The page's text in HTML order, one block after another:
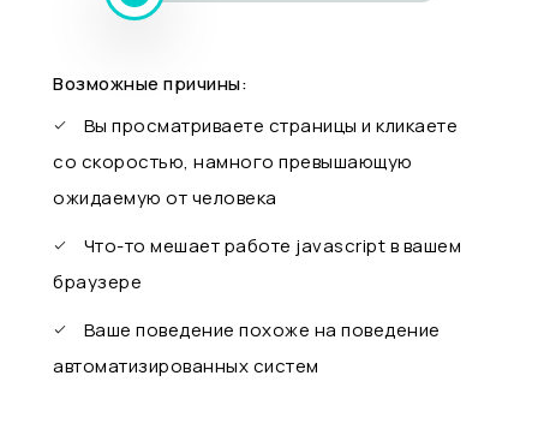
Возможные причины:
Вы просматриваете страницы и кликаете
со скоростью, намного превышающую
ожидаемую от человека
Что-то мешает работе javascript в вашем
браузере
Ваше поведение похоже на поведение
автоматизированных систем